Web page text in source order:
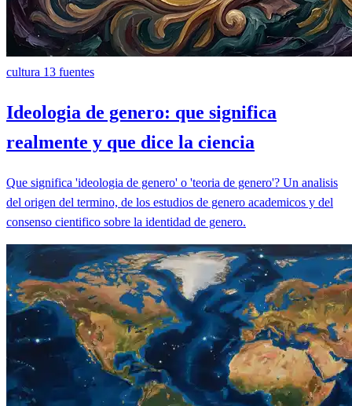
cultura 13 fuentes
Ideologia de genero: que significa
realmente y que dice la ciencia
Que significa 'ideologia de genero' o 'teoria de genero'? Un analisis
del origen del termino, de los estudios de genero academicos y del
consenso cientifico sobre la identidad de genero.